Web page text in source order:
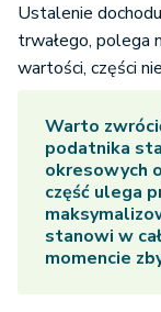
Ustalenie
trwałego, polega
wartości, części
Warto
podatnika
okresowych
część ulega
stanowi w
momencie